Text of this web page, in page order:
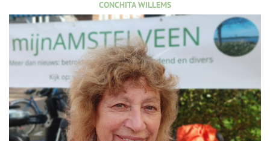
CONCHITA WILLEMS